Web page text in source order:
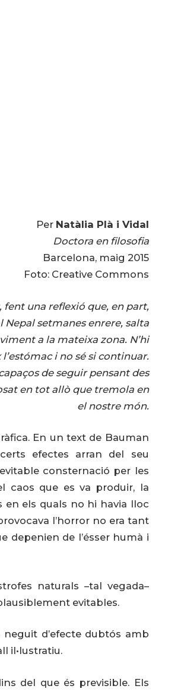
Per Natàlia Plà i Vidal
Doctora en filosofia
Barcelona, maig 2015
Foto: Creative Commons
fent una reflexió que, en part,
setmanes enrere, salta
a la mateixa zona. N’hi
i no sé si continuar.
de seguir pensant des
en tot allò que tremola en
el nostre món.
En un text de Bauman
efectes arran del seu
consternació per les
caos que es va produir, la
en els quals no hi havia lloc
l’horror no era tant
depenien de l’ésser humà i
naturals –tal vegada–
evitables.
d’efecte dubtós amb
il•lustratiu.
del que és previsible. Els